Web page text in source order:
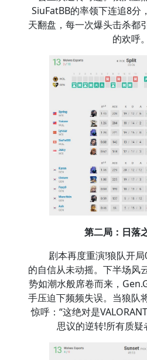
SiuFatBB的率领下连追8分
天翻盘，每一次爆头击杀都
的欢呼。
第二局：日落
剧本再度重演!狼队开
的自信从未动摇。下半场风
势如潮水般席卷而来，
手压迫下频频失误。当狼队
惊呼：“这绝对是
思议的逆转!所有质疑